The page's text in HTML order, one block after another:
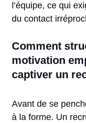
l’équipe, ce qui
du contact
Comment
motivation
captiver un
Avant de se
à la forme. Un